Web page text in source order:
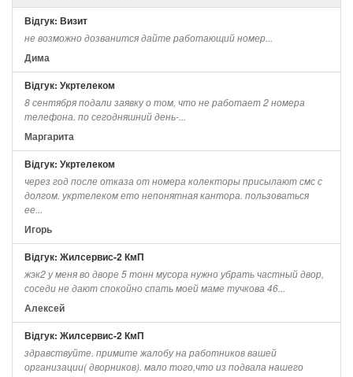
Відгук: Визит
не возможно дозванится дайте работающий номер...
Дима
Відгук: Укртелеком
8 сентября подали заявку о том, что не работает 2 номера
телефона. по сегодняшний день-...
Маргарита
Відгук: Укртелеком
через год после отказа от номера колекторы присылают смс с
долгом. укртелеком ето непонятная кантора. пользоваться
ее...
Игорь
Відгук: Жилсервис-2 КмП
жэк2 у меня во дворе 5 тонн мусора нужно убрать частный двор,
соседи не дают спокойно спать моей маме тучкова 46...
Алексей
Відгук: Жилсервис-2 КмП
здравствуйте. примите жалобу на работников вашей
организации( дворников). мало того,что из подвала нашего